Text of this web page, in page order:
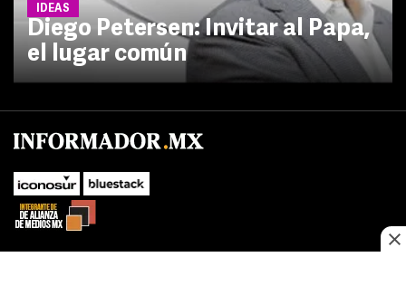
IDEAS
Diego Petersen: Invitar al Papa,
el lugar común